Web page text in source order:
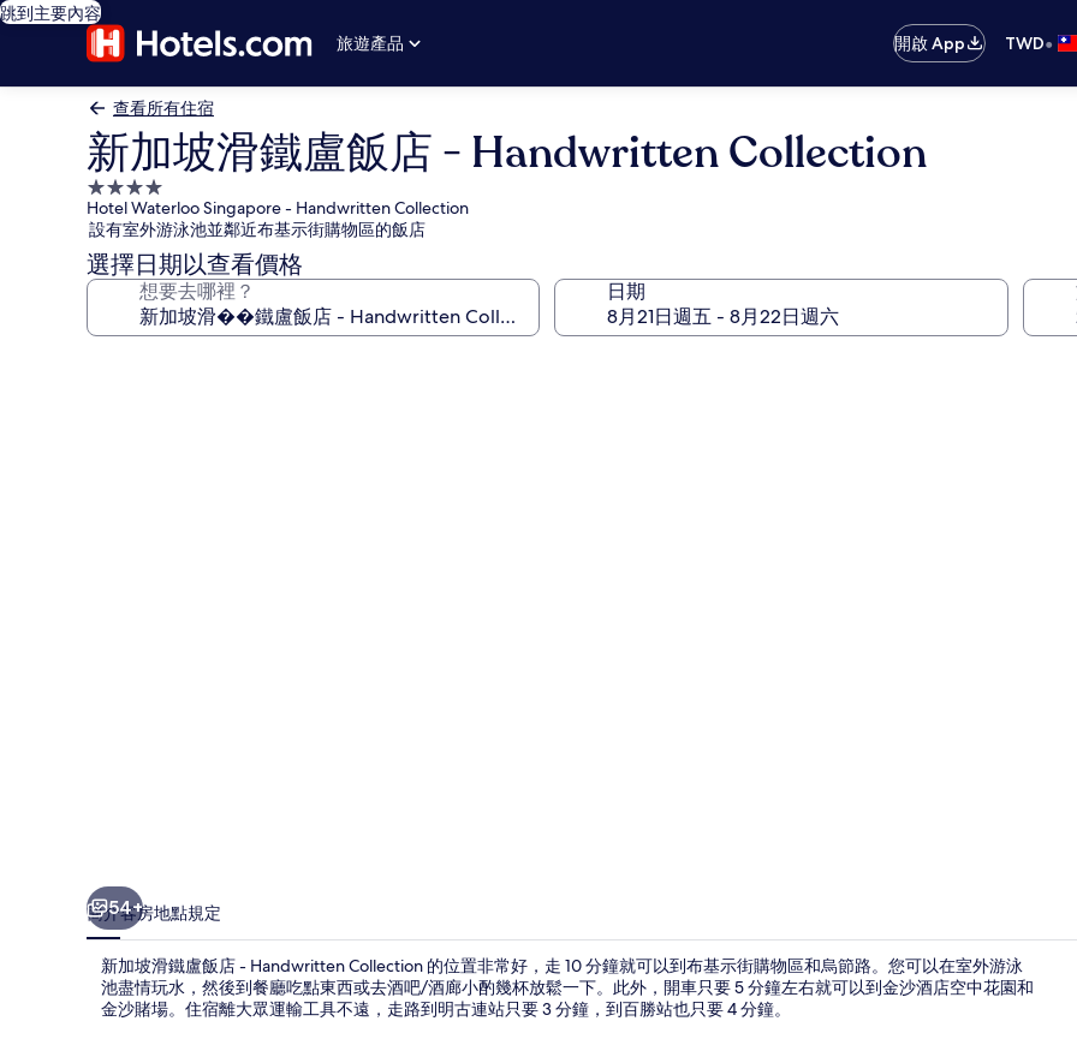
跳到主要內容
旅遊產品
開啟 App TWD•
查看所有住宿
新加坡滑鐵盧飯店 - Handwritten Collection
4.0
星
級
住
宿
Hotel Waterloo Singapore - Handwritten Collection
設有室外游泳池並鄰近布基示街購物區的飯店
選擇日期以查看價格
想要去哪裡？ 日期
集54+
簡介客房地點規定
新加坡滑鐵盧飯店 - Handwritten Collection 的位置非常好，走 10 分鐘就可以到布基示街購物區和烏節路。您可以在室外游泳
池盡情玩水，然後到餐廳吃點東西或去酒吧/酒廊小酌幾杯放鬆一下。此外，開車只要 5 分鐘左右就可以到金沙酒店空中花園和
金沙賭場。住宿離大眾運輸工具不遠，走路到明古連站只要 3 分鐘，到百勝站也只要 4 分鐘。